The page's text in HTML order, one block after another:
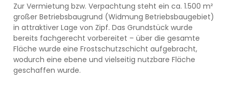
Zur Vermietung bzw. Verpachtung steht ein ca. 1.500 m²
großer Betriebsbaugrund (Widmung Betriebsbaugebiet)
in attraktiver Lage von Zipf. Das Grundstück wurde
bereits fachgerecht vorbereitet – über die gesamte
Fläche wurde eine Frostschutzschicht aufgebracht,
wodurch eine ebene und vielseitig nutzbare Fläche
geschaffen wurde.